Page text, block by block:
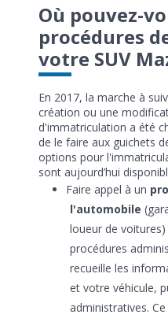
Où pouvez-
procédures
votre SUV
En 2017, la marche à
création ou une
d'immatriculation a été
de le faire aux guichets
options pour
sont aujourd’hui
Faire appel à un
l'automobile
loueur de
procédures
recueille les
et votre véhicule,
administratives.